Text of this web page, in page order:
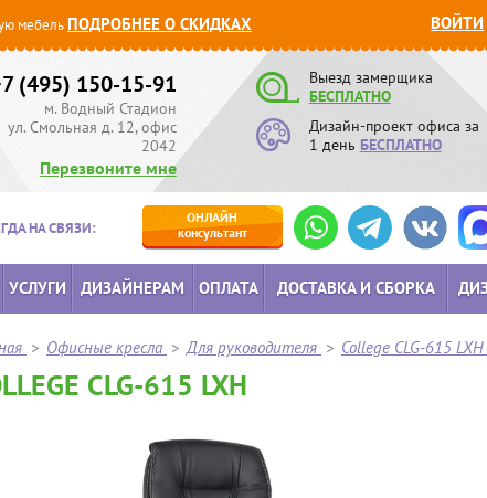
мебельПОДРОБНЕЕ О СКИДКАХ ВОЙТИ
(495) 150-15-91
м. Водный Стадион
ул. Смольная д. 12, офис
2042
Перезвоните мне
Выезд замерщика
БЕСПЛАТНО
Дизайн-проект офиса за
1 день БЕСПЛАТНО
НА СВЯЗИ:
ОНЛАЙН
консультант
УСЛУГИ ДИЗАЙНЕРАМ ОПЛАТА ДОСТАВКА И СБОРКА
> Офисные кресла > Для руководителя > College CLG-615 LXH
CLG-615 LXH